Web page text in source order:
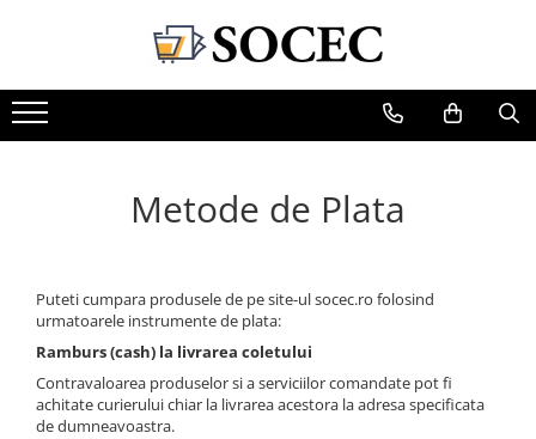
Carti pentru copii
Poezii pentru copii
Povesti si povestiri
Fictiune
Poezie
Proza scurta
Roman
Satira, umor
Biblioteca Hoffman
Hoffman Contemporan
Povestile Hoffman
Scena Hoffman
Bibliografie scolara
Metode de Plata
Puteti cumpara produsele de pe site-ul socec.ro folosind
urmatoarele instrumente de plata:
Ramburs (cash) la livrarea coletului
Contravaloarea produselor si a serviciilor comandate pot fi
achitate curierului chiar la livrarea acestora la adresa specificata
de dumneavoastra.